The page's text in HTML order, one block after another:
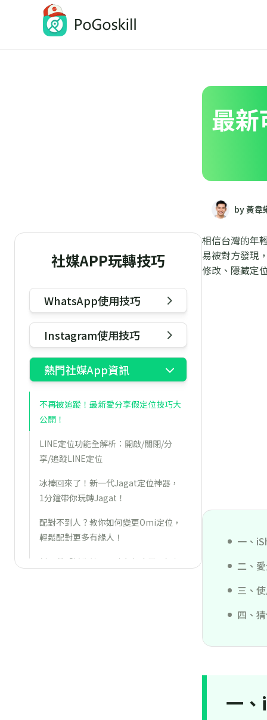
PoGoskill-Pokemon Go定位修改工具
社媒APP玩轉技巧
WhatsApp使用技巧
Instagram使用技巧
熱門社媒App資訊
不再被追蹤！最新愛分享假定位技巧大
公開！
LINE定位功能全解析：開啟/關閉/分
享/追蹤LINE定位
冰棒回來了！新一代Jagat定位神器，
1分鐘帶你玩轉Jagat！
配對不到人？教你如何變更Omi定位，
輕鬆配對更多有緣人！
新一代「抓猴神器」冰友怎麼用？如何
最
by 黃韋
相信台灣的年
易被對方發現
修改、隱藏定
一、
二、
三、
四、
一